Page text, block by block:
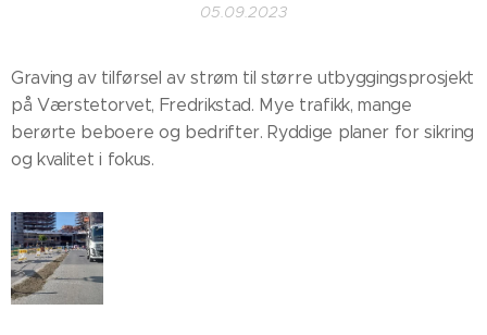
05.09.2023
Graving av tilførsel av strøm til større utbyggingsprosjekt
på Værstetorvet, Fredrikstad. Mye trafikk, mange
berørte beboere og bedrifter. Ryddige planer for sikring
og kvalitet i fokus.